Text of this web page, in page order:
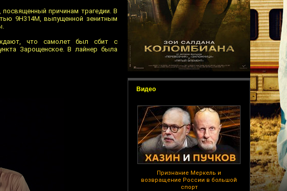
Видео
Признание Меркель и
возвращение России в большой
спорт
причинам трагедии. В
9Н314М, выпущенной зенитным
что самолет был сбит с
Зарощенское. В лайнер была